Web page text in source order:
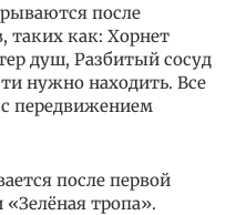
после
таких как: Хорнет
душ, Разбитый сосуд
нужно находить. Все
передвижением
после первой
тропа».